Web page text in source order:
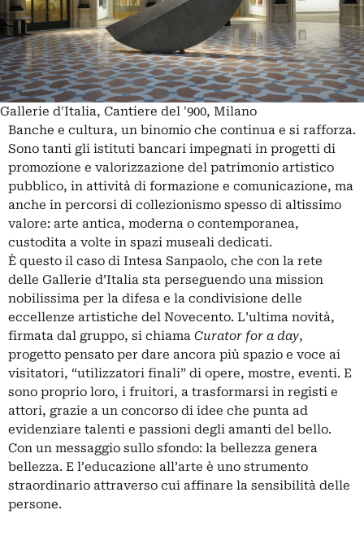
Gallerie d'Italia, Cantiere del '900, Milano
Banche e cultura, un binomio che continua e si rafforza.
Sono tanti gli istituti bancari impegnati in progetti di
promozione e valorizzazione del patrimonio artistico
pubblico, in attività di formazione e comunicazione, ma
anche in percorsi di collezionismo spesso di altissimo
valore: arte antica, moderna o contemporanea,
custodita a volte in spazi museali dedicati.
È questo il caso di Intesa Sanpaolo, che con la rete
delle Gallerie d’Italia sta perseguendo una mission
nobilissima per la difesa e la condivisione delle
eccellenze artistiche del Novecento. L’ultima novità,
firmata dal gruppo, si chiama Curator for a day,
progetto pensato per dare ancora più spazio e voce ai
visitatori, “utilizzatori finali” di opere, mostre, eventi. E
sono proprio loro, i fruitori, a trasformarsi in registi e
attori, grazie a un concorso di idee che punta ad
evidenziare talenti e passioni degli amanti del bello.
Con un messaggio sullo sfondo: la bellezza genera
bellezza. E l’educazione all’arte è uno strumento
straordinario attraverso cui affinare la sensibilità delle
persone.